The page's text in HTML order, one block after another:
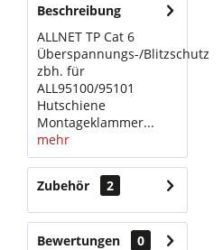
Beschreibung
ALLNET TP Cat 6
Überspannungs-/Blitzschutz
zbh. für
ALL95100/95101
Hutschiene
Montageklammer...
mehr
Zubehör 2
Bewertungen
0